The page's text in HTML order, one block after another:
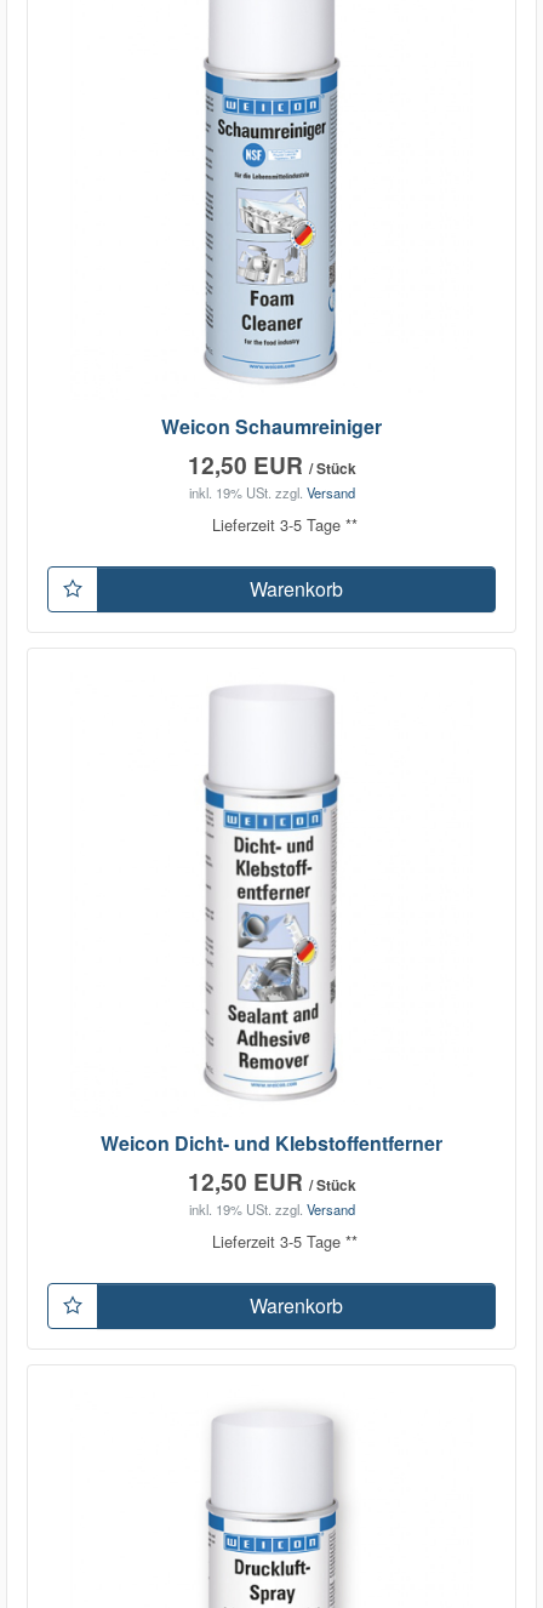
Weicon Schaumreiniger
12,50 EUR / Stück
inkl. 19% USt. zzgl. Versand
Lieferzeit 3-5 Tage **
Warenkorb
Weicon Dicht- und Klebstoffentferner
12,50 EUR / Stück
inkl. 19% USt. zzgl. Versand
Lieferzeit 3-5 Tage **
Warenkorb